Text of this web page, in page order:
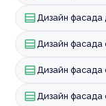
Дизайн фасада
Дизайн фасада
Дизайн фасада
Дизайн фасада